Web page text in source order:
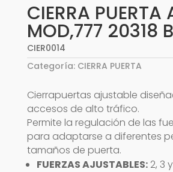
CIERRA PUERTA
MOD,777 20318
CIER0014
Categoría: CIERRA PUERTA
Cierrapuertas ajustable
accesos de alto tráfico.
Permite la regulación de las
para adaptarse a diferentes
tamaños de puerta.
FUERZAS AJUSTABLES:2, 3